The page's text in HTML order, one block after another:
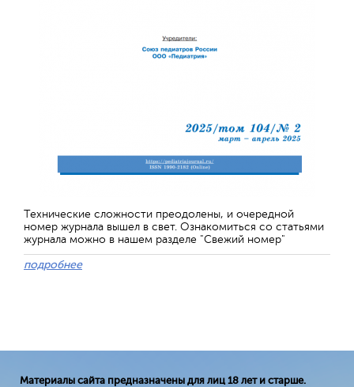
Технические сложности преодолены, и очередной
номер журнала вышел в свет. Ознакомиться со статьями
журнала можно в нашем разделе "Свежий номер"
подробнее
Материалы сайта предназначены для лиц 18 лет и старше.